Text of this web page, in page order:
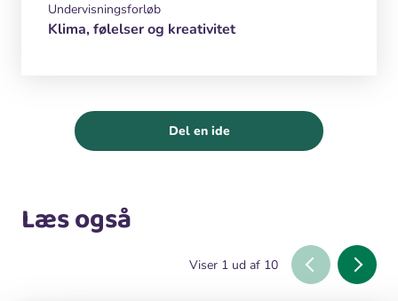
Undervisningsforløb
Klima, følelser og kreativitet
Del en ide
Læs også
Viser 1 ud af 10